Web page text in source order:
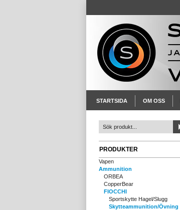
STARTSIDA OM OSS
PRODUKTER
Vapen
Ammunition
ORBEA
CopperBear
FIOCCHI
Sportskytte Hagel/Slugg
Skytteammunition/Övning